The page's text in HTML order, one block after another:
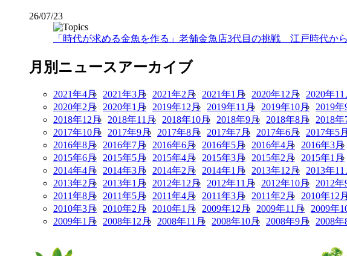
26/07/23
「時代が求める金魚を作る」老舗金魚店3代目の挑戦 江戸時代
月別ニュースアーカイブ
2021年4月 2021年3月 2021年2月 2021年1月 2020年12月 2020年11
2020年2月 2020年1月 2019年12月 2019年11月 2019年10月 2019年
2018年12月 2018年11月 2018年10月 2018年9月 2018年8月 2018年
2017年10月 2017年9月 2017年8月 2017年7月 2017年6月 2017年5
2016年8月 2016年7月 2016年6月 2016年5月 2016年4月 2016年3月
2015年6月 2015年5月 2015年4月 2015年3月 2015年2月 2015年1月
2014年4月 2014年3月 2014年2月 2014年1月 2013年12月 2013年11
2013年2月 2013年1月 2012年12月 2012年11月 2012年10月 2012年
2011年8月 2011年5月 2011年4月 2011年3月 2011年2月 2010年12
2010年3月 2010年2月 2010年1月 2009年12月 2009年11月 2009年
2009年1月 2008年12月 2008年11月 2008年10月 2008年9月 2008年